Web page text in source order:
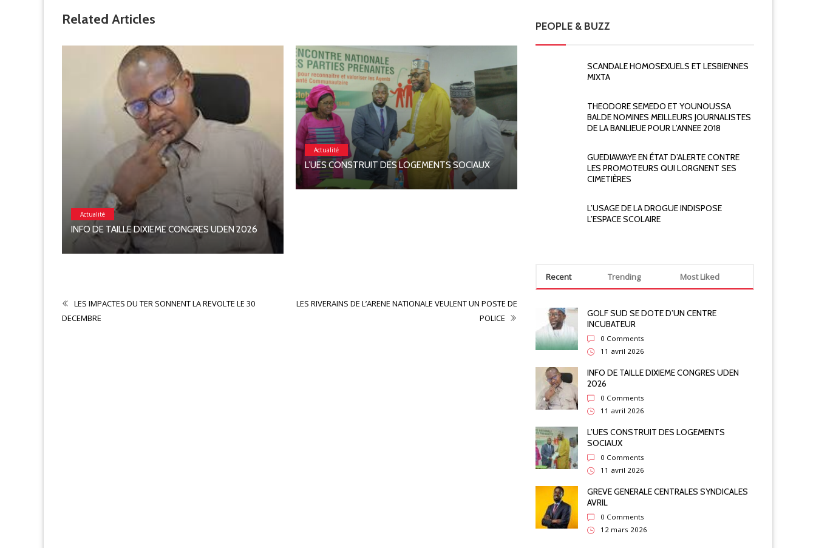
Related Articles
Actualité
INFO DE TAILLE DIXIEME CONGRES UDEN 2026
Actualité
L’UES CONSTRUIT DES LOGEMENTS SOCIAUX GREVE GENERALE CENTRALES SYNDICALES AVRIL
LES IMPACTES DU TER SONNENT LA REVOLTE LE 30
DECEMBRE
LES RIVERAINS DE L’ARENE NATIONALE VEULENT UN POSTE DE
POLICE
PEOPLE & BUZZ
SCANDALE HOMOSEXUELS ET LESBIENNES
MIXTA
THEODORE SEMEDO ET YOUNOUSSA
BALDE NOMINES MEILLEURS JOURNALISTES
DE LA BANLIEUE POUR L’ANNEE 2018
GUEDIAWAYE EN ÉTAT D’ALERTE CONTRE
LES PROMOTEURS QUI LORGNENT SES
CIMETIÈRES
L’USAGE DE LA DROGUE INDISPOSE
L’ESPACE SCOLAIRE
Recent Trending Most Liked
GOLF SUD SE DOTE D’UN CENTRE
INCUBATEUR
0 Comments
11 avril 2026
INFO DE TAILLE DIXIEME CONGRES UDEN
2026
0 Comments
11 avril 2026
L’UES CONSTRUIT DES LOGEMENTS
SOCIAUX
0 Comments
11 avril 2026
GREVE GENERALE CENTRALES SYNDICALES
AVRIL
0 Comments
12 mars 2026